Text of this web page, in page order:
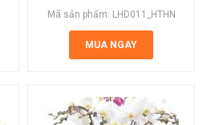
Mã sản phẩm: LHD011_HTHN
MUA NGAY